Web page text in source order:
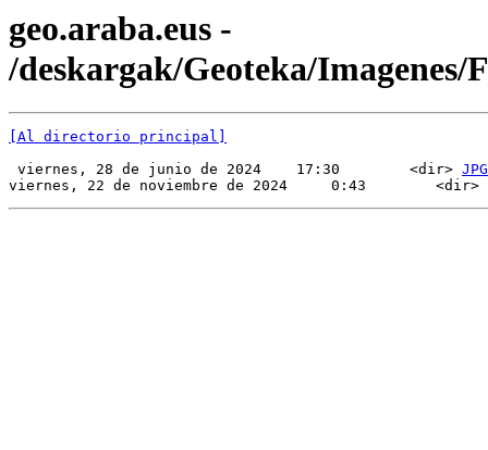
geo.araba.eus -
/deskargak/Geoteka/Imagenes/
[Al directorio principal]
viernes, 28 de junio de 2024    17:30        <dir> JPG
viernes, 22 de noviembre de 2024     0:43        <dir>